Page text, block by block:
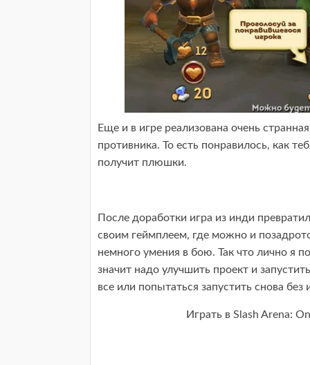
Еще и в игре реализована очень
противника. То есть понравилось, как
получит плюшки.
После доработки игра из инди
своим геймплеем, где можно и
немного умения в бою. Так что лично я
значит надо улучшить проект и
все или попытаться запустить снова без
Играть в Slash Arena: